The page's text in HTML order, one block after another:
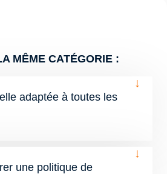
MÊME CATÉGORIE :
adaptée à toutes les
↓
une politique de
↓